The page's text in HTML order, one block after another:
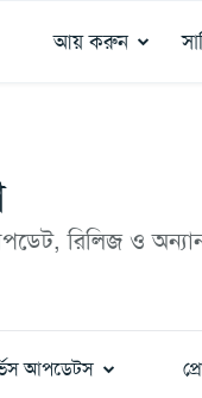
আয় করুন
রিলিজ ও
আপডেটস